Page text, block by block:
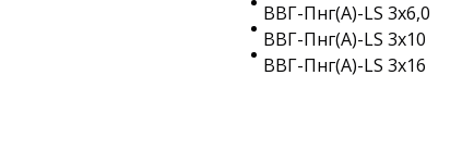
ВВГ-Пнг(A)-LS 3х6,0
ВВГ-Пнг(A)-LS 3х10
ВВГ-Пнг(A)-LS 3х16